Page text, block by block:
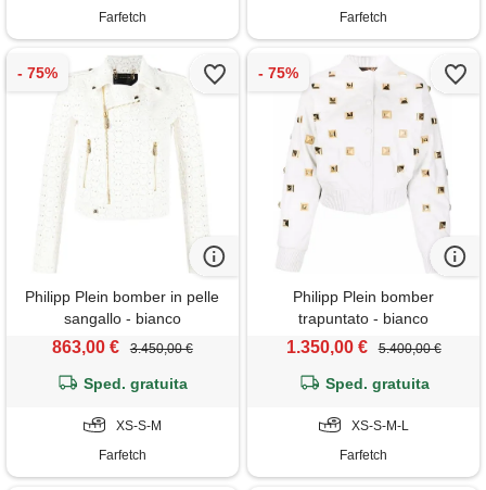
Farfetch
Farfetch
Philipp Plein bomber in pelle
sangallo - bianco
863,00 € 3.450,00 €
Sped. gratuita
XS-S-M
Farfetch
Philipp Plein bomber
trapuntato - bianco
1.350,00 € 5.400,00 €
Sped. gratuita
XS-S-M-L
Farfetch